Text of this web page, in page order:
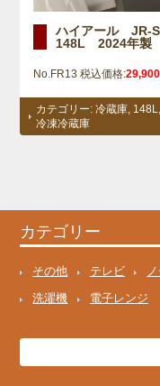
ハイアール JR-
148L 2024年製
No.FR13 税込価格:29,900
カテゴリー:冷蔵庫 148L
冷凍冷蔵庫
カテゴリー
その他 テレビ
洗濯機
電子レンジ